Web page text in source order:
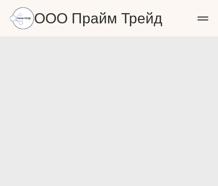
ООО Прайм Трейд